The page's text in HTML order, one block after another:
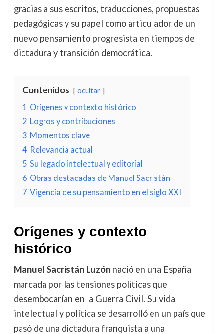
gracias a sus escritos, traducciones, propuestas
pedagógicas y su papel como articulador de un
nuevo pensamiento progresista en tiempos de
dictadura y transición democrática.
Contenidos ocultar
1 Orígenes y contexto histórico
2 Logros y contribuciones
3 Momentos clave
4 Relevancia actual
5 Su legado intelectual y editorial
6 Obras destacadas de Manuel Sacristán
7 Vigencia de su pensamiento en el siglo XXI
Orígenes y contexto
histórico
Manuel Sacristán Luzónnació en una España
marcada por las tensiones políticas que
desembocarían en la Guerra Civil. Su vida
intelectual y política se desarrolló en un país que
pasó de una dictadura franquista a una